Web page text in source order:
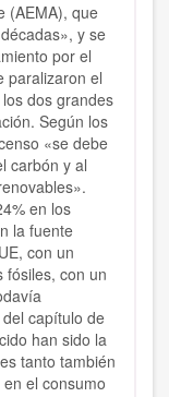
(AEMA), que
y se
por el
paralizaron el
dos grandes
Según los
«se debe
carbón y al
en los
la fuente
con un
fósiles, con un
capítulo de
han sido la
tanto también
el consumo